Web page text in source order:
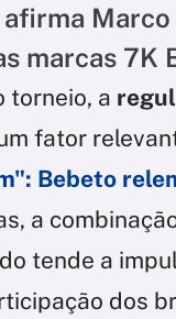
afirma
marcas 7K
torneio, a
fator
Bebeto
a
tende a
dos